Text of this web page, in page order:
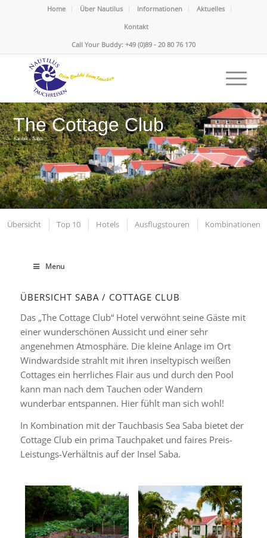
Home Über Nautilus Informationen
Aktuelles
Kontakt
Call Your Buddy: +49 (0)89 - 20 80 76 170
The Cottage Club
Karibik - Saba
Übersicht Top 10 Hotels Ausflugstouren Kombinationen
Menu
ÜBERSICHT SABA / COTTAGE CLUB
Das „The Cottage Club“ Hotel verwöhnt seine Gäste mit
einer wunderschönen Aussicht und einer sehr
angenehmen Atmosphäre. Die kleine Anlage im Ort
Windwardside strahlt mit ihren inseltypisch weißen
Cottages ein herrliches Flair aus und durch den Pool
kann man nach dem Tauchen oder Wandern
wunderbar entspannen. Hier fühlt man sich wohl!
In Kombination mit der Tauchbasis Sea Saba bietet der
Cottage Club ein prima Tauchpaket und faires Preis-
Leistungs-Verhältnis auf der Insel Saba.